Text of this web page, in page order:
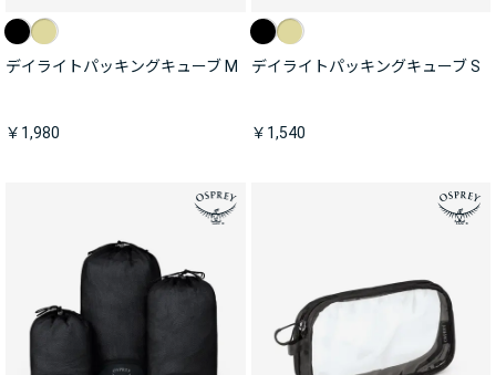
デイライトパッキングキューブ M
￥1,980
デイライトパッキングキューブ S
￥1,540